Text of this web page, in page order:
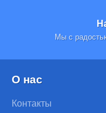
Мы с
О нас
Контакты